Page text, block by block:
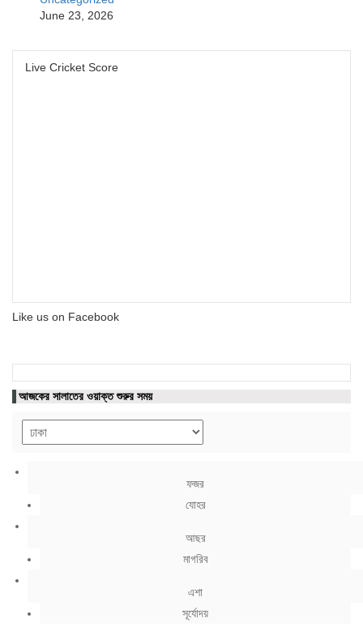
June 23, 2026
Live Cricket Score
Like us on Facebook
আজকের সালাতের ওয়াক্ত শুরুর সময়
ফজর
যোহর
আছর
মাগরিব
এশা
সূর্যোদয়